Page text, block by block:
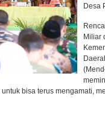
Desa
Miliar
bisa terus mengamati,